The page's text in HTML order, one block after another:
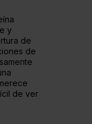
y
de
de
de ver